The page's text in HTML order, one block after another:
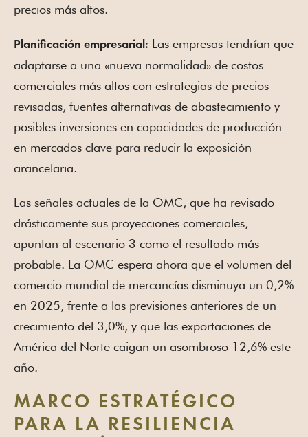
precios más altos.
Planificación empresarial: Las empresas tendrían que
adaptarse a una «nueva normalidad» de costos
comerciales más altos con estrategias de precios
revisadas, fuentes alternativas de abastecimiento y
posibles inversiones en capacidades de producción
en mercados clave para reducir la exposición
arancelaria.
Las señales actuales de la OMC, que ha revisado
drásticamente sus proyecciones comerciales,
apuntan al escenario 3 como el resultado más
probable. La OMC espera ahora que el volumen del
comercio mundial de mercancías disminuya un 0,2%
en 2025, frente a las previsiones anteriores de un
crecimiento del 3,0%, y que las exportaciones de
América del Norte caigan un asombroso 12,6% este
año.
MARCO ESTRATÉGICO
PARA LA RESILIENCIA